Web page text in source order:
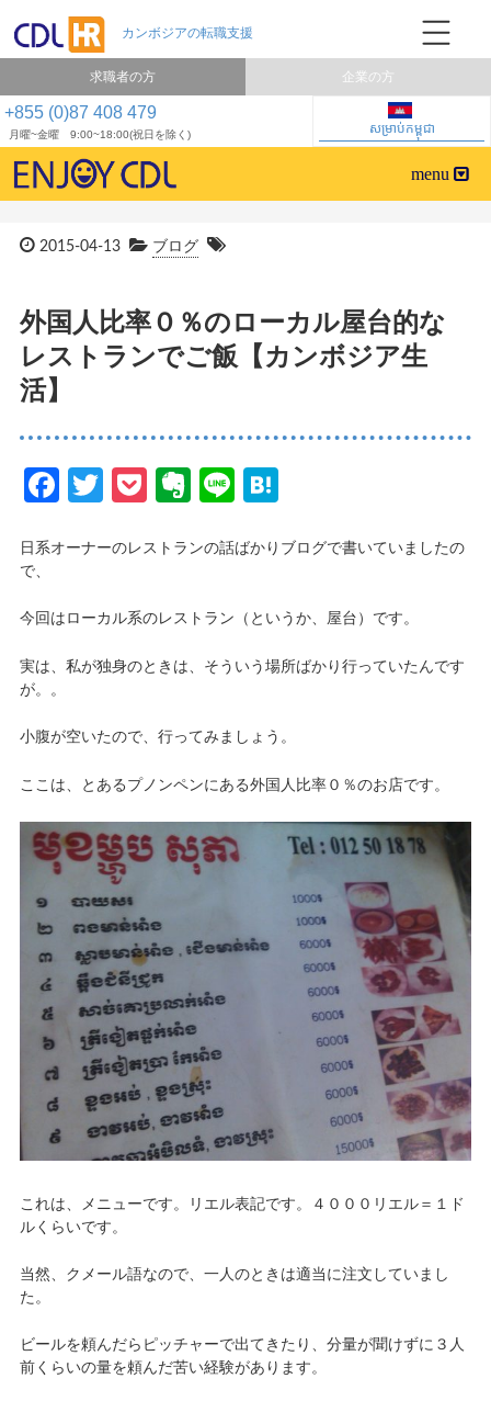
+855 (0)87 408 479
月曜~金曜 9:00~18:00(祝日を除く) សម្រាប់កម្ពុជា
求職者の方 企業の方
2015-04-13 ブログ
外国人比率０％のローカル屋台的な
レストランでご飯【カンボジア生
活】
Facebook
Twitter
PocketEvernote
Line
日系オーナーのレストランの話ばかりブログで書いていましたの
で、
今回はローカル系のレストラン（というか、屋台）です。
実は、私が独身のときは、そういう場所ばかり行っていたんです
が。。
小腹が空いたので、行ってみましょう。
ここは、とあるプノンペンにある外国人比率０％のお店です。
これは、メニューです。リエル表記です。４０００リエル＝１ド
ルくらいです。
当然、クメール語なので、一人のときは適当に注文していまし
た。
ビールを頼んだらピッチャーで出てきたり、分量が聞けずに３人
前くらいの量を頼んだ苦い経験があります。